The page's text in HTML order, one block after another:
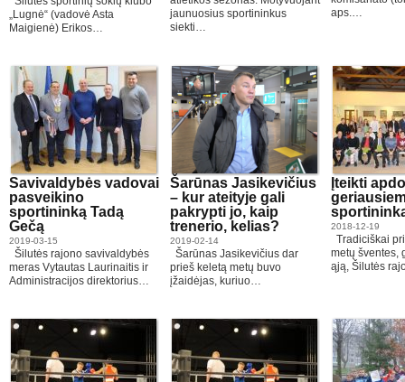
„Lugnė“ (vadovė Asta
Maigienė) Erikos…
jaunuosius sportininkus
siekti…
aps.…
Savivaldybės vadovai
pasveikino
sportininką Tadą
Gečą
2019-03-15
Šilutės rajono savivaldybės
meras Vytautas Laurinaitis ir
Administracijos direktorius…
Šarūnas Jasikevičius
– kur ateityje gali
pakrypti jo, kaip
trenerio, kelias?
2019-02-14
Šarūnas Jasikevičius dar
prieš keletą metų buvo
įžaidėjas, kuriuo…
Įteikti
2018-12-19
Tradiciškai
metų šventes,
ąją, Šilutės